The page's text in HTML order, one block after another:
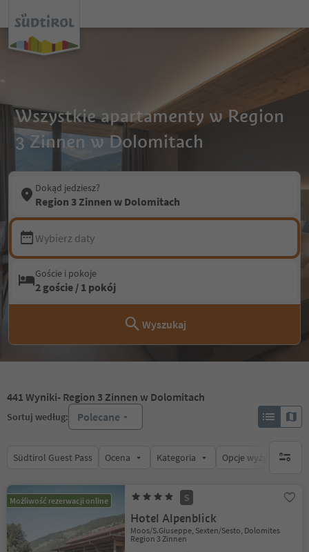
Wszystkie apartamenty w Region
3 Zinnen w Dolomitach
Dokąd jedziesz?
Region 3 Zinnen w Dolomitach
Wybierz daty
Goście i pokoje
2 goście / 1 pokój
Wyszukaj
441 Wyniki- Region 3 Zinnen w Dolomitach
Sortuj według: Polecane
Südtirol Guest Pass Ocena Kategoria Opcje wyżywieniabrak
Możliwość rezerwacji online S
Hotel Alpenblick
Moos/S.Giuseppe, Sexten/Sesto, Dolomites
Region 3 Zinnen